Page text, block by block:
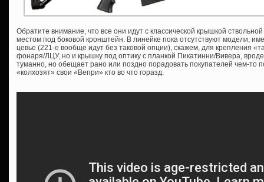
Обратите внимание, что все они идут с классической крышкой
местом под боковой кронштейн. В линейке пока отсутствуют модели,
цевье (221-е вообще идут без таковой опции), скажем, для крепления
фонаря/ЛЦУ, но и крышку под оптику с планкой Пикатинни/Вивера,
туманно, но обещает рано или поздно порадовать покупателей чем-то
«колхозят» свои «Вепри» кто во что горазд.